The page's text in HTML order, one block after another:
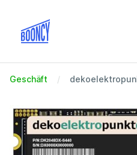
Geschäft